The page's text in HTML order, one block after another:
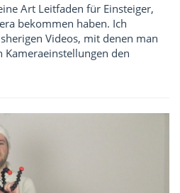
Art Leitfaden für Einsteiger,
bekommen haben. Ich
Videos, mit denen man
den